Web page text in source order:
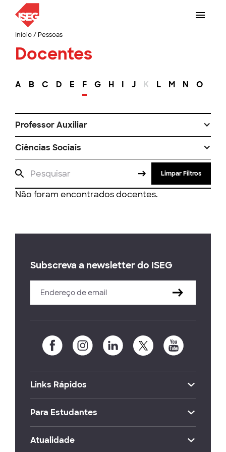
Início/ Pessoas
Docentes
A B C D E F G H I J K L M N O
Professor Auxiliar
Ciências Sociais
Limpar Filtros
Não foram encontrados docentes.
Subscreva a newsletter do ISEG
Links Rápidos
Para Estudantes
Atualidade